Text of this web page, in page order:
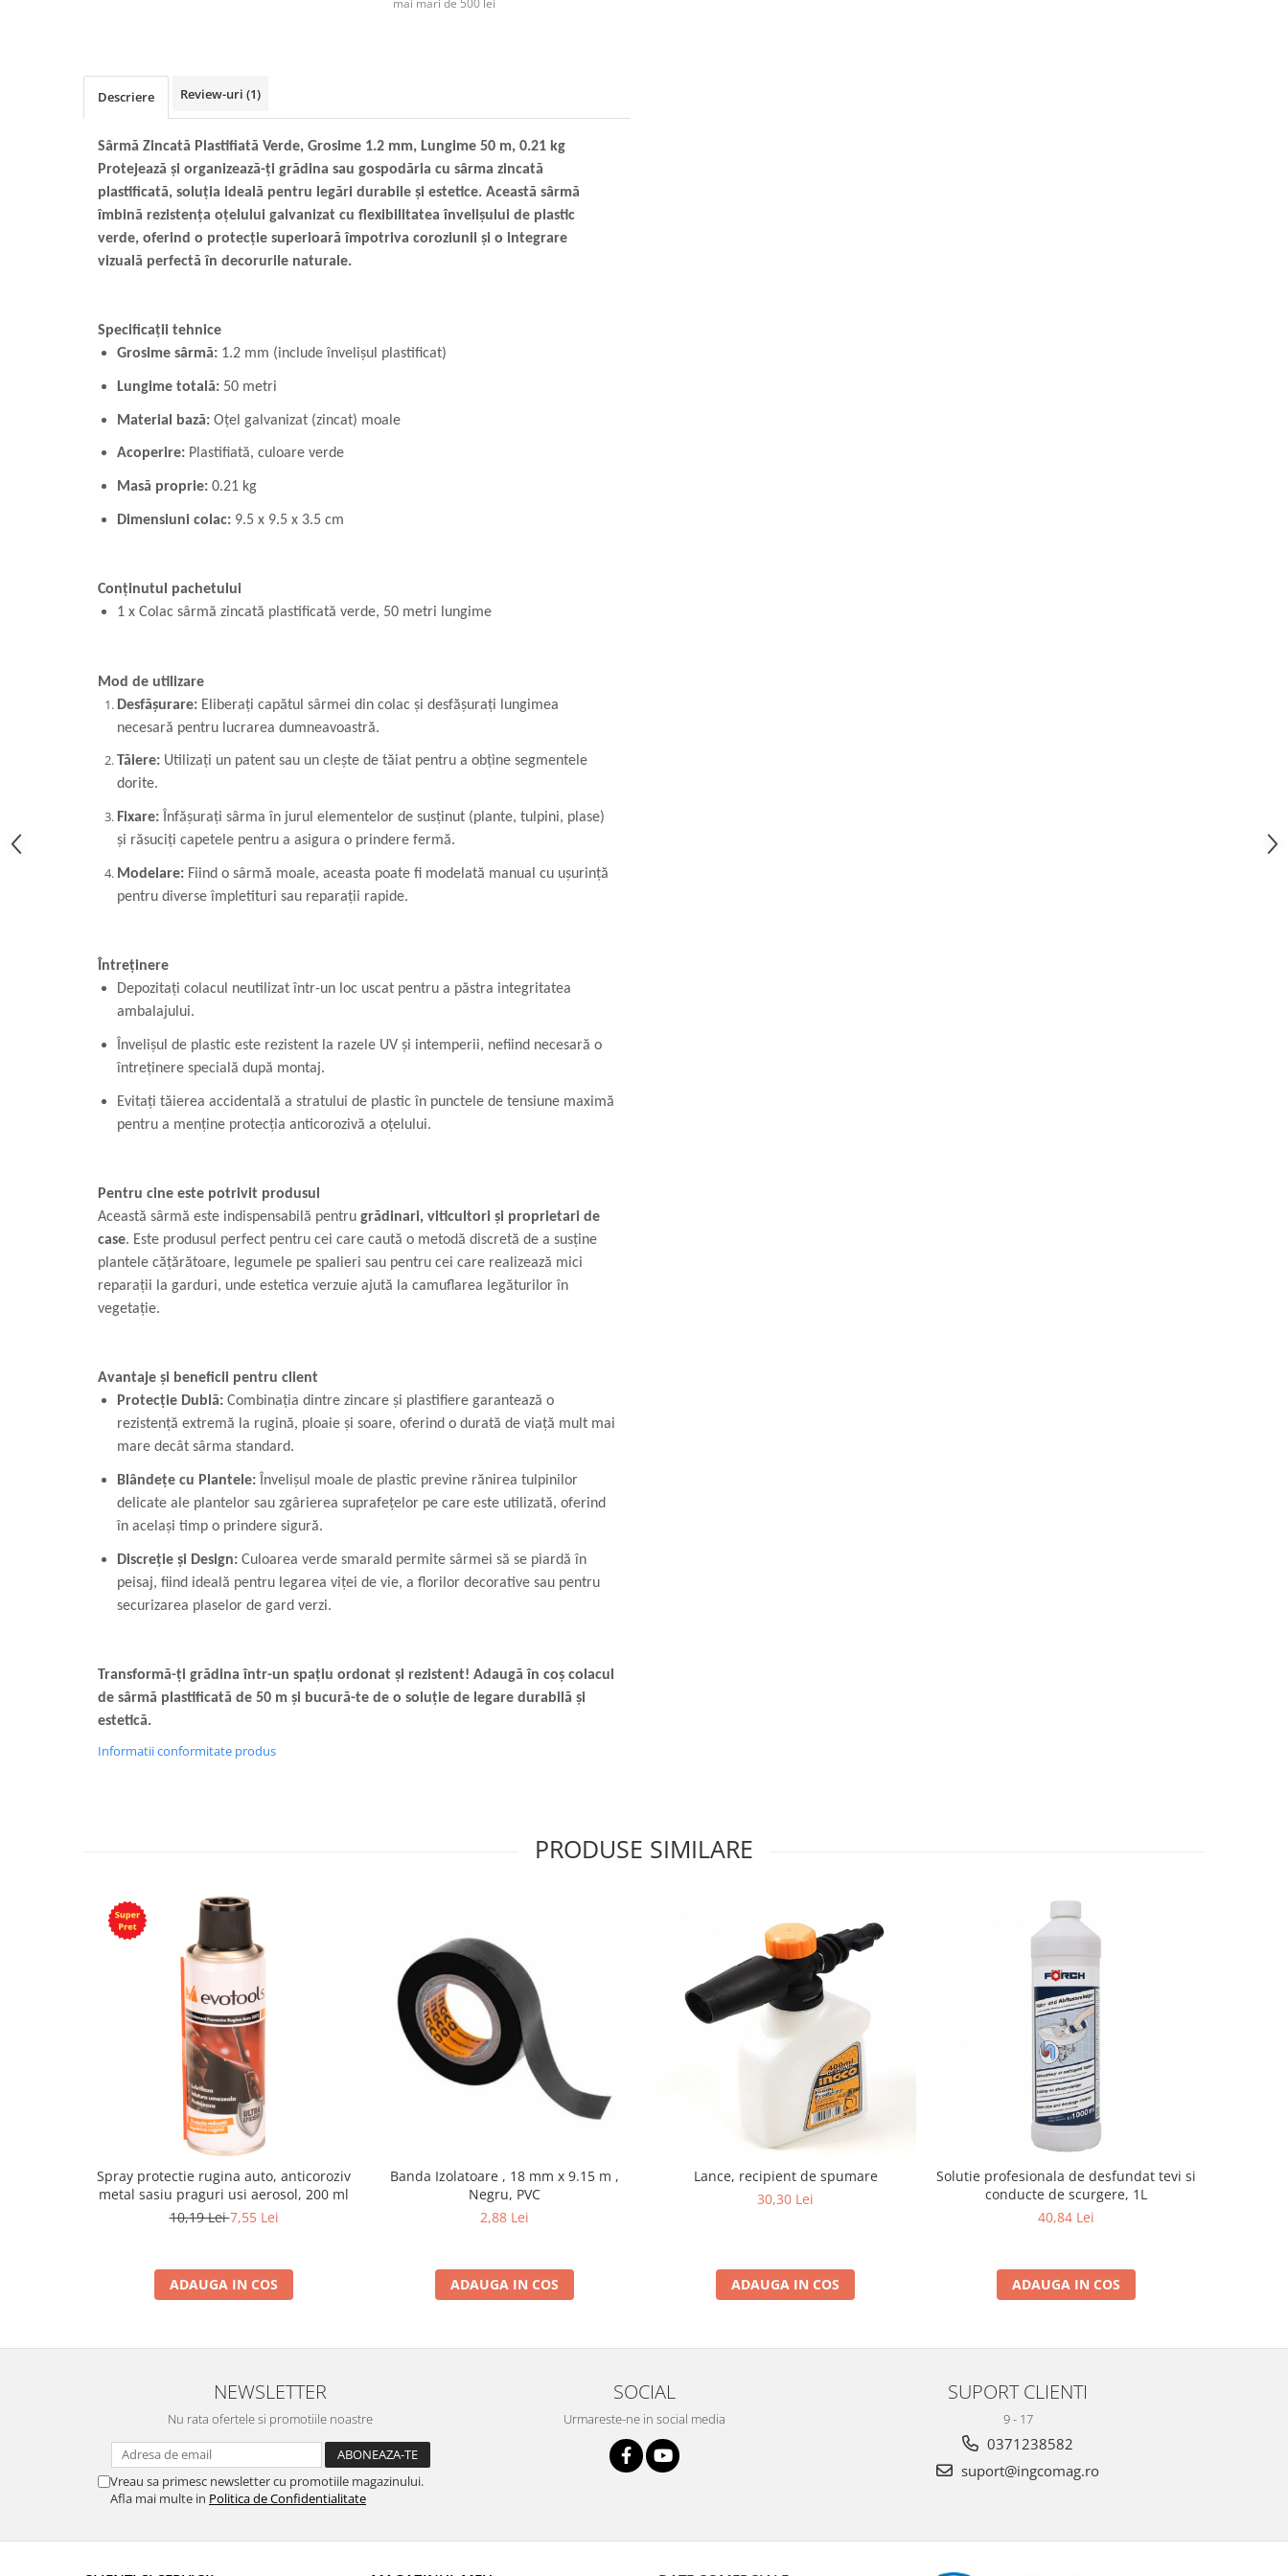
mai mari de 500 lei
Descriere Review-uri (1)
Sârmă Zincată Plastifiată Verde, Grosime 1.2 mm, Lungime 50 m, 0.21 kg
Protejează și organizează-ți grădina sau gospodăria cu sârma zincată
plastificată, soluția ideală pentru legări durabile și estetice. Această sârmă
îmbină rezistența oțelului galvanizat cu flexibilitatea învelișului de plastic
verde, oferind o protecție superioară împotriva coroziunii și o integrare
vizuală perfectă în decorurile naturale.
Specificații tehnice
Grosime sârmă: 1.2 mm (include învelișul plastificat)
Lungime totală: 50 metri
Material bază: Oțel galvanizat (zincat) moale
Acoperire: Plastifiată, culoare verde
Masă proprie: 0.21 kg
Dimensiuni colac: 9.5 x 9.5 x 3.5 cm
Conținutul pachetului
1 x Colac sârmă zincată plastificată verde, 50 metri lungime
Mod de utilizare
Desfășurare: Eliberați capătul sârmei din colac și desfășurați lungimea
necesară pentru lucrarea dumneavoastră.
Tăiere: Utilizați un patent sau un clește de tăiat pentru a obține segmentele
dorite.
Fixare: Înfășurați sârma în jurul elementelor de susținut (plante, tulpini, plase)
și răsuciți capetele pentru a asigura o prindere fermă.
Modelare: Fiind o sârmă moale, aceasta poate fi modelată manual cu ușurință
pentru diverse împletituri sau reparații rapide.
Întreținere
Depozitați colacul neutilizat într-un loc uscat pentru a păstra integritatea
ambalajului.
Învelișul de plastic este rezistent la razele UV și intemperii, nefiind necesară o
întreținere specială după montaj.
Evitați tăierea accidentală a stratului de plastic în punctele de tensiune maximă
pentru a menține protecția anticorozivă a oțelului.
Pentru cine este potrivit produsul
Această sârmă este indispensabilă pentru grădinari, viticultori și proprietari de
case. Este produsul perfect pentru cei care caută o metodă discretă de a susține
plantele cățărătoare, legumele pe spalieri sau pentru cei care realizează mici
reparații la garduri, unde estetica verzuie ajută la camuflarea legăturilor în
vegetație.
Avantaje și beneficii pentru client
Protecție Dublă: Combinația dintre zincare și plastifiere garantează o
rezistență extremă la rugină, ploaie și soare, oferind o durată de viață mult mai
mare decât sârma standard.
Blândețe cu Plantele: Învelișul moale de plastic previne rănirea tulpinilor
delicate ale plantelor sau zgârierea suprafețelor pe care este utilizată, oferind
în același timp o prindere sigură.
Discreție și Design: Culoarea verde smarald permite sârmei să se piardă în
peisaj, fiind ideală pentru legarea viței de vie, a florilor decorative sau pentru
securizarea plaselor de gard verzi.
Transformă-ți grădina într-un spațiu ordonat și rezistent! Adaugă în coș colacul
de sârmă plastificată de 50 m și bucură-te de o soluție de legare durabilă și
estetică.
Informatii conformitate produs
PRODUSE SIMILARE
Spray protectie rugina auto, anticoroziv
metal sasiu praguri usi aerosol, 200 ml
10,19 Lei7,55 Lei
ADAUGA IN COS
Banda Izolatoare , 18 mm x 9.15 m ,
Negru, PVC
2,88 Lei
ADAUGA IN COS
Lance, recipient de spumare
30,30 Lei
ADAUGA IN COS
Solutie profesionala de desfundat tevi si
conducte de scurgere, 1L
40,84 Lei
ADAUGA IN COS
NEWSLETTER
Nu rata ofertele si promotiile noastre
Vreau sa primesc newsletter cu promotiile magazinului.
Afla mai multe in Politica de Confidentialitate
SOCIAL
Urmareste-ne in social media
SUPORT CLIENTI
9 - 17
0371238582
suport@ingcomag.ro